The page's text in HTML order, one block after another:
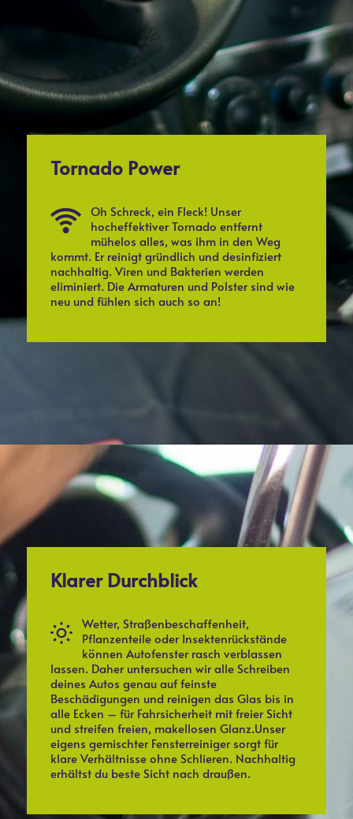
Tornado Power
Oh Schreck, ein Fleck! Unser
hocheffektiver Tornado entfernt
mühelos alles, was ihm in den Weg
kommt. Er reinigt gründlich und desinfiziert
nachhaltig. Viren und Bakterien werden
eliminiert. Die Armaturen und Polster sind wie
neu und fühlen sich auch so an!
Klarer Durchblick
Wetter, Straßenbeschaffenheit,
Pflanzenteile oder Insektenrückstände
können Autofenster rasch verblassen
lassen. Daher untersuchen wir alle Schreiben
deines Autos genau auf feinste
Beschädigungen und reinigen das Glas bis in
alle Ecken – für Fahrsicherheit mit freier Sicht
und streifen freien, makellosen Glanz.Unser
eigens gemischter Fensterreiniger sorgt für
klare Verhältnisse ohne Schlieren. Nachhaltig
erhältst du beste Sicht nach draußen.